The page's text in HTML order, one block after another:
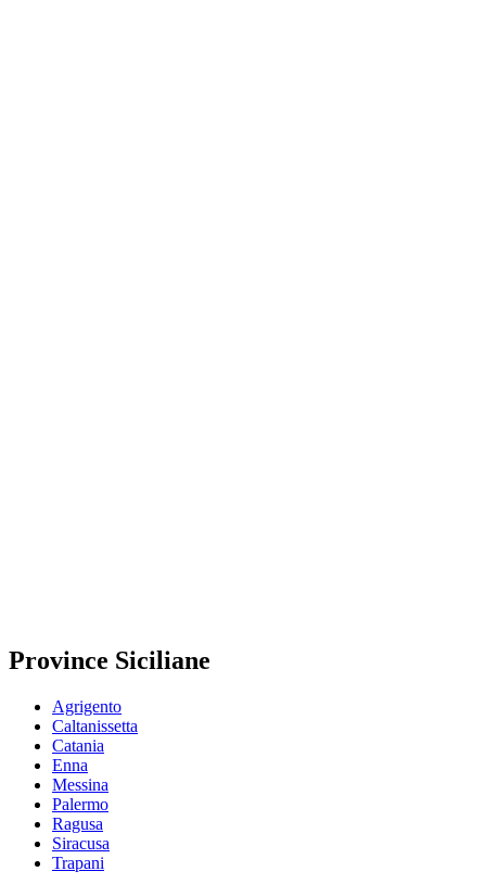
Province Siciliane
Agrigento
Caltanissetta
Catania
Enna
Messina
Palermo
Ragusa
Siracusa
Trapani